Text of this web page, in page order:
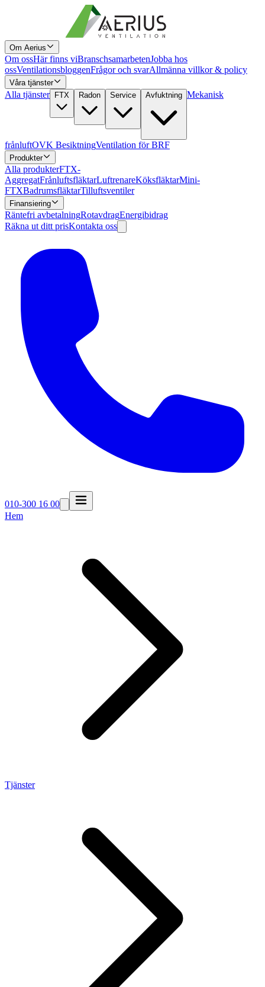
Om Aerius
Om ossHär finns viBranschsamarbetenJobba hos
ossVentilationsbloggenFrågor och svarAllmänna villkor & policy
Våra tjänster
Alla tjänster FTX Radon Service Avfuktning Mekanisk
frånluftOVK BesiktningVentilation för BRF
Produkter
Alla produkterFTX-
AggregatFrånluftsfläktarLuftrenareKöksfläktarMini-
FTXBadrumsfläktarTilluftsventiler
Finansiering
Räntefri avbetalningRotavdragEnergibidrag
Räkna ut ditt prisKontakta oss
010-300 16 00
Hem
Tjänster